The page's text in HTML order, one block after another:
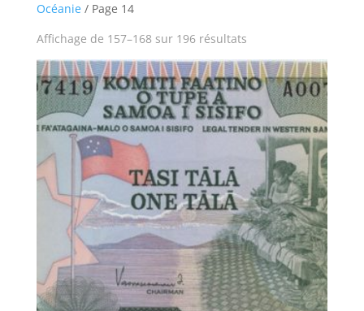
Océanie/ Page 14
Affichage de 157–168 sur 196 résultats